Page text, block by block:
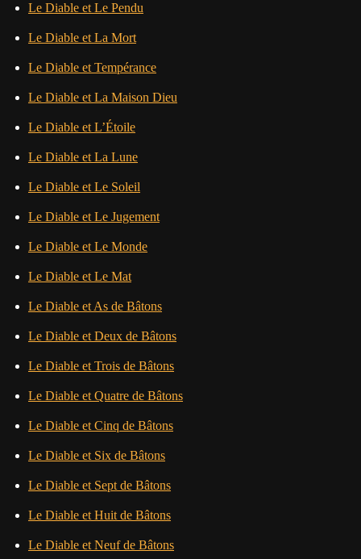
Le Diable et Le Pendu
Le Diable et La Mort
Le Diable et Tempérance
Le Diable et La Maison Dieu
Le Diable et L’Étoile
Le Diable et La Lune
Le Diable et Le Soleil
Le Diable et Le Jugement
Le Diable et Le Monde
Le Diable et Le Mat
Le Diable et As de Bâtons
Le Diable et Deux de Bâtons
Le Diable et Trois de Bâtons
Le Diable et Quatre de Bâtons
Le Diable et Cinq de Bâtons
Le Diable et Six de Bâtons
Le Diable et Sept de Bâtons
Le Diable et Huit de Bâtons
Le Diable et Neuf de Bâtons